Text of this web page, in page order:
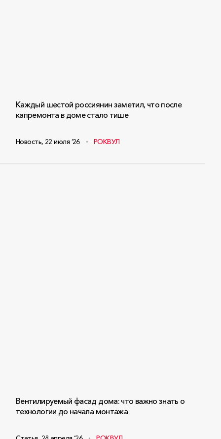
Каждый шестой россиянин заметил, что после
капремонта в доме стало тише
Новость, 22 июля ‘26 РОКВУЛ
Вентилируемый фасад дома: что важно знать о
технологии до начала монтажа